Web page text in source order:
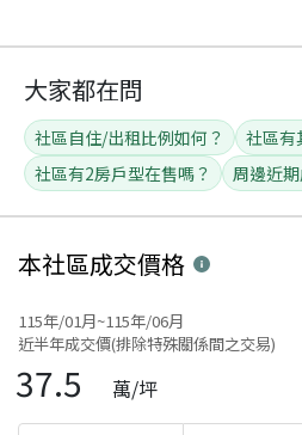
大家都在問
社區自住/出租比例如何？
社區有
社區有2房戶型在售嗎？
周邊近
本社區成交價格
115年/01月~115年/06月
近半年成交價(排除特殊關係間之交易)
37.5 萬/坪